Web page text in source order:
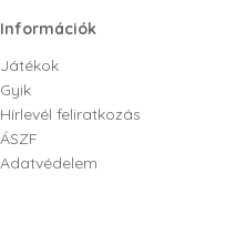
Információk
Játékok
Gyik
Hírlevél feliratkozás
ÁSZF
Adatvédelem